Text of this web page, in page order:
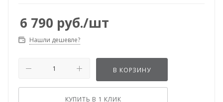
6 790 руб./шт
Нашли дешевле?
В КОРЗИНУ
КУПИТЬ В 1 КЛИК